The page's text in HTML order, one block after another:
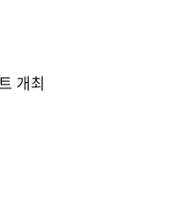
개최